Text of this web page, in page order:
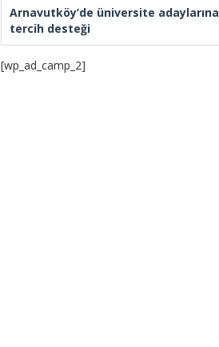
Arnavutköy’de üniversite adaylarına
tercih desteği
[wp_ad_camp_2]